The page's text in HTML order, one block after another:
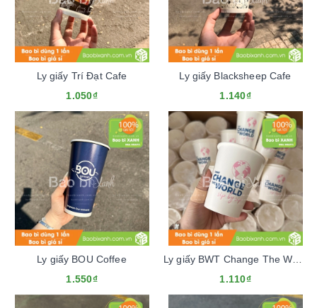
Ly giấy Trí Đạt Cafe
1.050₫
Ly giấy Blacksheep Cafe
1.140₫
Ly giấy BOU Coffee
1.550₫
Ly giấy BWT Change The World
1.110₫